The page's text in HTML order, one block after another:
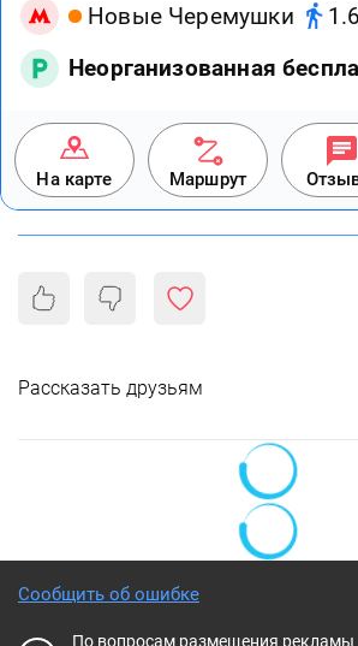
Новые Черемушки
Неорганизованная
На карте Маршрут
Рассказать друзьям
Сообщить об ошибке
По вопросам размещения рекламы